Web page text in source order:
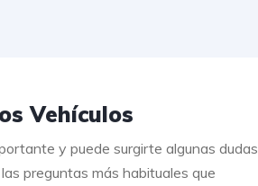
Vehículos
y puede surgirte algunas dudas
preguntas más habituales que